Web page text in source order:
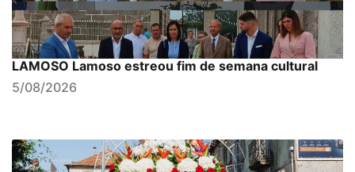
LAMOSO Lamoso estreou fim de semana cultural
5/08/2026